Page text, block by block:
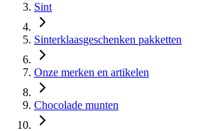
Sint
Sinterklaasgeschenken pakketten
Onze merken en artikelen
Chocolade munten